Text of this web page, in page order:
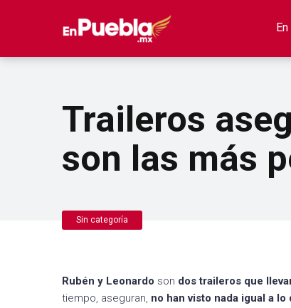
Traileros
son las más
Sin categoría
Rubén y Leonardo son dos traileros que
tiempo, aseguran, no han visto nada igual a